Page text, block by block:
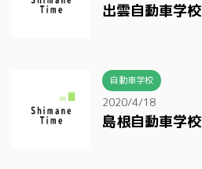
出雲自動車学校
自動車学校
2020/4/18
島根自動車学校